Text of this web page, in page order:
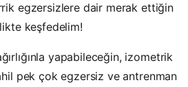
egzersizlere dair merak ettiğin
keşfedelim!
yapabileceğin, izometrik
pek çok egzersiz ve antrenman